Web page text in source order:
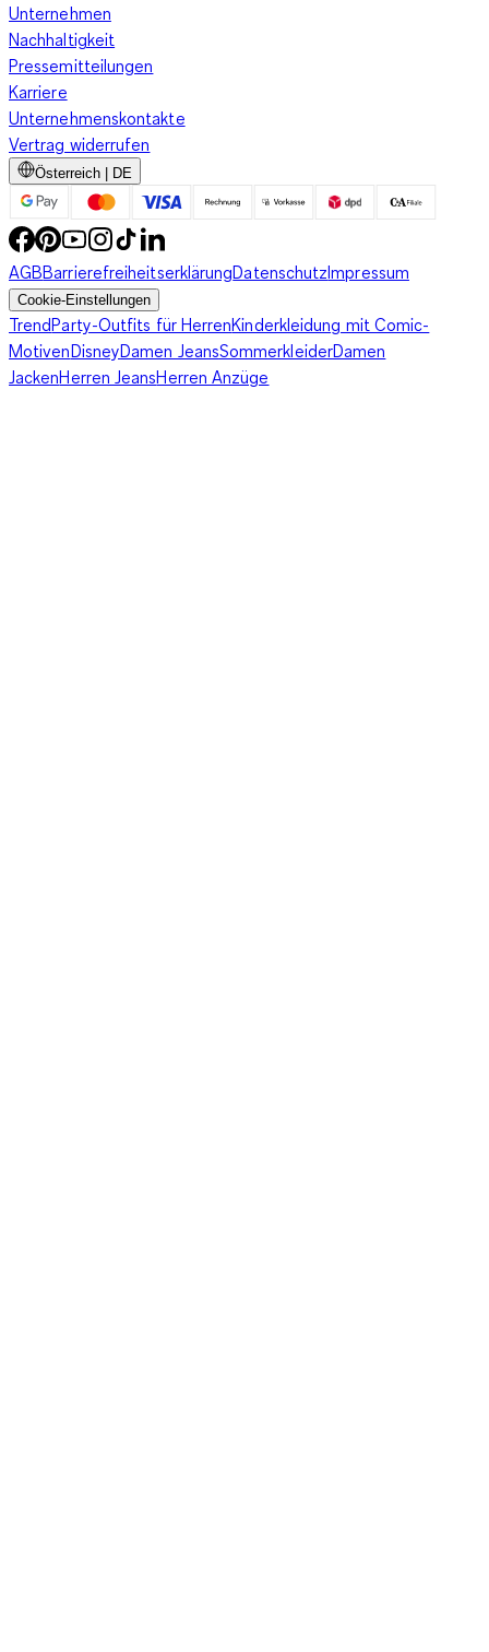
Unternehmen
Nachhaltigkeit
Pressemitteilungen
Karriere
Unternehmenskontakte
Vertrag widerrufen
Österreich | DE
AGBBarrierefreiheitserklärungDatenschutzImpressum
Cookie-Einstellungen
TrendParty-Outfits für HerrenKinderkleidung mit Comic-
MotivenDisneyDamen JeansSommerkleiderDamen
JackenHerren JeansHerren Anzüge